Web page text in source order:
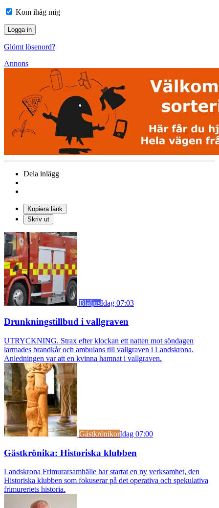
Kom ihåg mig
Glömt lösenord?
Annons
Dela inlägg
Kopiera länk
Skriv ut
BlåljusIdag 07:03
Drunkningstillbud i vallgraven
UTRYCKNING. Strax efter klockan ett natten mot söndagen
larmades brandkår och ambulans till vallgraven i Landskrona.
Anledningen var att en kvinna hamnat i vallgraven.
GästkrönikorIdag 07:00
Gästkrönika: Historiska klubben
Landskrona Frimurarsamhälle har startat en ny verksamhet, den
Historiska klubben som fokuserar på det operativa och spekulativa
frimureriets historia.